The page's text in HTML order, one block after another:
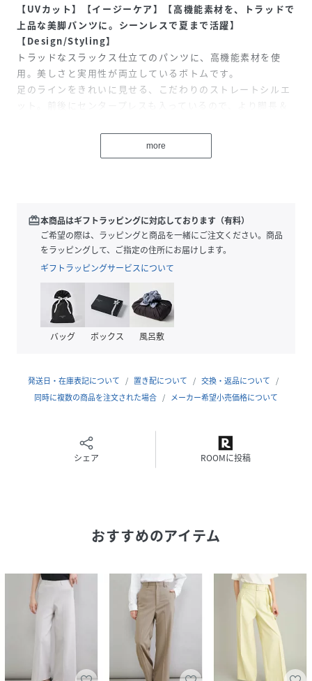
【UVカット】【イージーケア】【高機能素材を、トラッドで
上品な美脚パンツに。シーンレスで夏まで活躍】
【Design/Styling】
トラッドなスラックス仕立てのパンツに、高機能素材を使
用。美しさと実用性が両立しているボトムです。
足のラインをきれいに見せる、こだわりのストレートシルエ
ット。前後にセンタープレスも入っているので、より脚長＆
裏地付きなので、透けを気にならず穿けて、穿き心地の良さ
【Fabric】
スーツ見えするきれいめの質感で、UVカット機能とイージー
ケアがうれしい素材。シワになりにくく手入れもしやすいテ
キスタイルです。
カラーは3色をご用意。上品で優しいムードの＜IVR＞、紺ブ
レ風スタイルをアップデートした＜DNVY＞、トラッドなグ
レンチェックが春に新鮮な＜CHECK＞で展開しています。
透け感：なし
裏地：なし
がある場合がございますので、予めご了承ください。
性別タイプ
カンボジア
more
redeem本商品はギフトラッピングに対応しております（有料）
ご希望の際は、ラッピングと商品を一緒にご注文ください。商品
をラッピングして、ご指定の住所にお届けします。
ギフトラッピングサービスについて
バッグ ボックス 風呂敷
発送日・在庫表記について 置き配について
交換・返品について
同時に複数の商品を注文された場合
メーカー希望小売価格について
シェア ROOMに投稿
おすすめのアイテム